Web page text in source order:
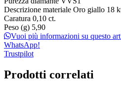
Descrizione materiale Oro giallo 18
Caratura 0,10 ct.
Peso (g) 5,90
Vuoi più informazioni su questo
WhatsApp!
Trustpilot
Prodotti correlati